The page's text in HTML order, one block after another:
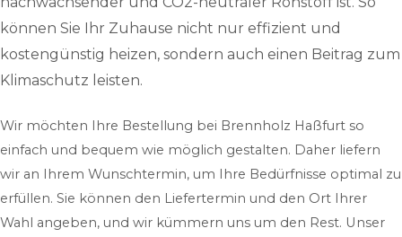
können Sie Ihr Zuhause nicht nur effizient und
kostengünstig heizen, sondern auch einen Beitrag zum
Klimaschutz leisten.
Wir möchten Ihre Bestellung bei Brennholz Haßfurt so
einfach und bequem wie möglich gestalten. Daher liefern
wir an Ihrem Wunschtermin, um Ihre Bedürfnisse optimal zu
erfüllen. Sie können den Liefertermin und den Ort Ihrer
Wahl angeben, und wir kümmern uns um den Rest. Unser